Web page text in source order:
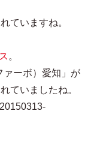
ていますね。
。
ァーボ）愛知」が
ていましたね。